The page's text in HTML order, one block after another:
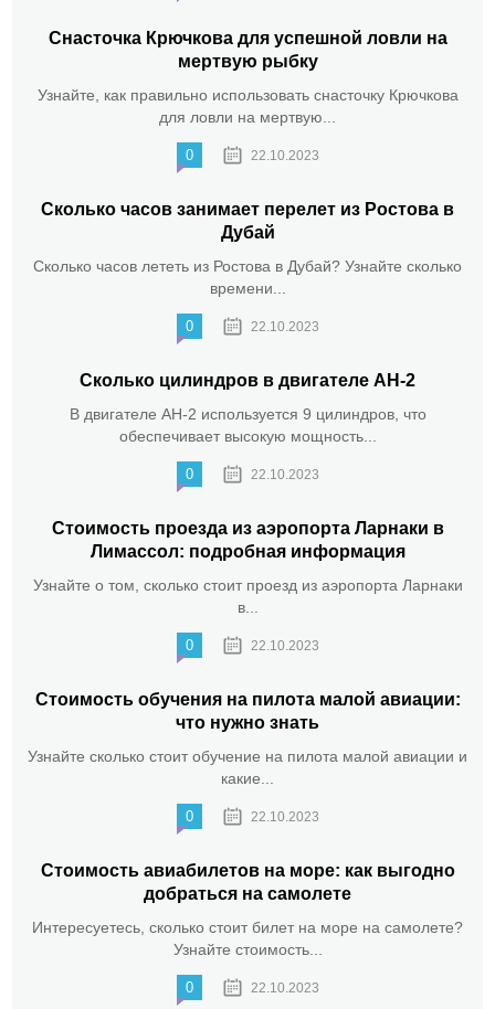
Снасточка Крючкова для успешной ловли на
мертвую рыбку
Узнайте, как правильно использовать снасточку Крючкова
для ловли на мертвую...
0 22.10.2023
Сколько часов занимает перелет из Ростова в
Дубай
Сколько часов лететь из Ростова в Дубай? Узнайте сколько
времени...
0 22.10.2023
Сколько цилиндров в двигателе АН-2
В двигателе АН-2 используется 9 цилиндров, что
обеспечивает высокую мощность...
0 22.10.2023
Стоимость проезда из аэропорта Ларнаки в
Лимассол: подробная информация
Узнайте о том, сколько стоит проезд из аэропорта Ларнаки
в...
0 22.10.2023
Стоимость обучения на пилота малой авиации:
что нужно знать
Узнайте сколько стоит обучение на пилота малой авиации и
какие...
0 22.10.2023
Стоимость авиабилетов на море: как выгодно
добраться на самолете
Интересуетесь, сколько стоит билет на море на самолете?
Узнайте стоимость...
0 22.10.2023